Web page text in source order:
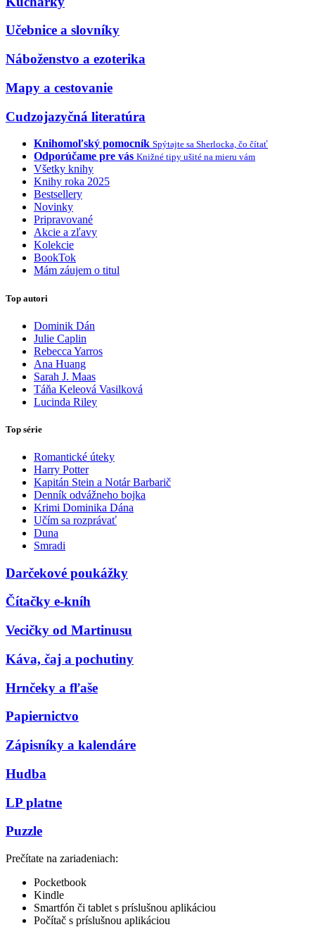
Učebnice a slovníky
Náboženstvo a ezoterika
Mapy a cestovanie
Cudzojazyčná literatúra
Knihomoľský pomocník Spýtajte sa Sherlocka, čo čítať
Odporúčame pre vás Knižné tipy ušité na mieru vám
Všetky knihy
Knihy roka 2025
Bestsellery
Novinky
Pripravované
Akcie a zľavy
Kolekcie
BookTok
Mám záujem o titul
Top autori
Dominik Dán
Julie Caplin
Rebecca Yarros
Ana Huang
Sarah J. Maas
Táňa Keleová Vasilková
Lucinda Riley
Top série
Romantické úteky
Harry Potter
Kapitán Stein a Notár Barbarič
Denník odvážneho bojka
Krimi Dominika Dána
Učím sa rozprávať
Duna
Smradi
Darčekové poukážky
Čítačky e-kníh
Vecičky od Martinusu
Káva, čaj a pochutiny
Hrnčeky a fľaše
Papiernictvo
Zápisníky a kalendáre
Hudba
LP platne
Puzzle
Prečítate na zariadeniach:
Pocketbook
Kindle
Smartfón či tablet s príslušnou aplikáciou
Počítač s príslušnou aplikáciou